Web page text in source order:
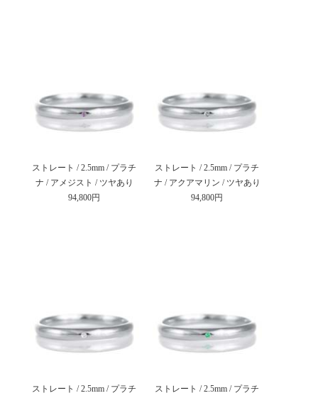
ストレート / 2.5mm / プラチ
ナ / アメジスト / ツヤあり
94,800円
ストレート / 2.5mm / プラチ
ナ / アクアマリン / ツヤあり
94,800円
ストレート / 2.5mm / プラチ
ストレート / 2.5mm / プラチ